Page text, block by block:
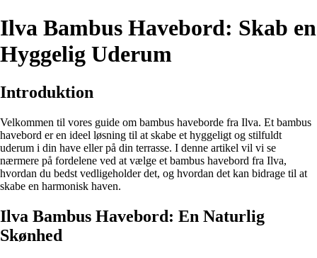
Ilva Bambus Havebord: Skab en
Hyggelig Uderum
Introduktion
Velkommen til vores guide om bambus haveborde fra Ilva. Et bambus
havebord er en ideel løsning til at skabe et hyggeligt og stilfuldt
uderum i din have eller på din terrasse. I denne artikel vil vi se
nærmere på fordelene ved at vælge et bambus havebord fra Ilva,
hvordan du bedst vedligeholder det, og hvordan det kan bidrage til at
skabe en harmonisk haven.
Ilva Bambus Havebord: En Naturlig
Skønhed